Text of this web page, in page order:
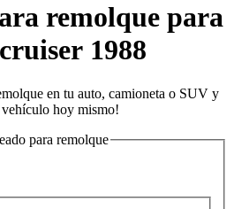
remolque para
1988
en tu auto, camioneta o SUV y
hoy mismo!
para remolque